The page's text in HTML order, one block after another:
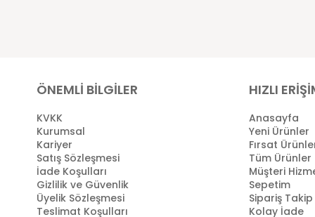
ÖNEMLİ BİLGİLER
KVKK
Kurumsal
Kariyer
Satış Sözleşmesi
İade Koşulları
Gizlilik ve Güvenlik
Üyelik Sözleşmesi
Teslimat Koşulları
HIZLI
Anasayfa
Yeni Ürünler
Fırsat
Tüm Ürünler
Müşteri
Sepetim
Sipariş Takip
Kolay İade